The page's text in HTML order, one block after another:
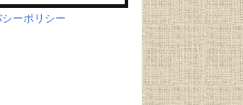
ーポリシー